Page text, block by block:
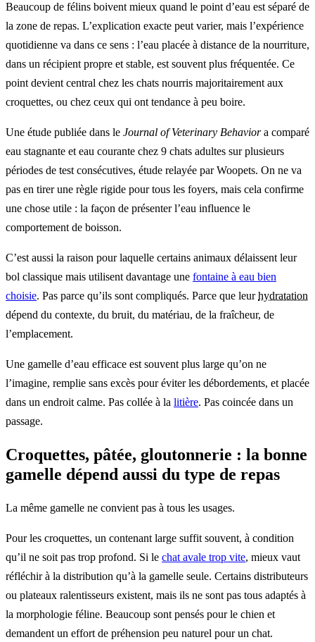
Beaucoup de félins boivent mieux quand le point d’eau est séparé de
la zone de repas. L’explication exacte peut varier, mais l’expérience
quotidienne va dans ce sens : l’eau placée à distance de la nourriture,
dans un récipient propre et stable, est souvent plus fréquentée. Ce
point devient central chez les chats nourris majoritairement aux
croquettes, ou chez ceux qui ont tendance à peu boire.
Une étude publiée dans le Journal of Veterinary Behaviora comparé
eau stagnante et eau courante chez 9 chats adultes sur plusieurs
périodes de test consécutives, étude relayée par Woopets. On ne va
pas en tirer une règle rigide pour tous les foyers, mais cela confirme
une chose utile : la façon de présenter l’eau influence le
comportement de boisson.
C’est aussi la raison pour laquelle certains animaux délaissent leur
bol classique mais utilisent davantage une fontaine à eau bien
choisie. Pas parce qu’ils sont compliqués. Parce que leurhydratation
dépend du contexte, du bruit, du matériau, de la fraîcheur, de
l’emplacement.
Une gamelle d’eau efficace est souvent plus large qu’on ne
l’imagine, remplie sans excès pour éviter les débordements, et placée
dans un endroit calme. Pas collée à la litière. Pas coincée dans un
passage.
Croquettes, pâtée, gloutonnerie : la bonne
gamelle dépend aussi du type de repas
La même gamelle ne convient pas à tous les usages.
Pour les croquettes, un contenant large suffit souvent, à condition
qu’il ne soit pas trop profond. Si le chat avale trop vite, mieux vaut
réfléchir à la distribution qu’à la gamelle seule. Certains distributeurs
ou plateaux ralentisseurs existent, mais ils ne sont pas tous adaptés à
la morphologie féline. Beaucoup sont pensés pour le chien et
demandent un effort de préhension peu naturel pour un chat.